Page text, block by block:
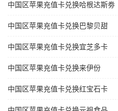
中国区苹果充值卡兑换哈根达斯劵
中国区苹果充值卡兑换巴黎贝甜
中国区苹果充值卡兑换宜芝多卡
中国区苹果充值卡兑换来伊份
中国区苹果充值卡兑换红宝石卡